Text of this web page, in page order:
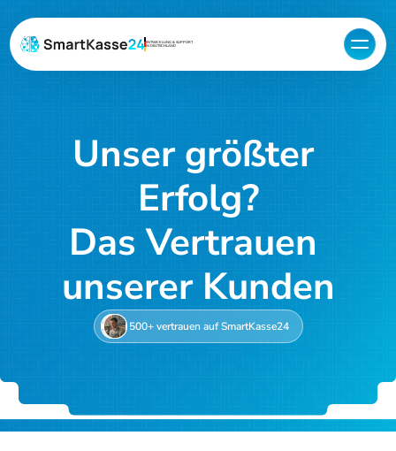
ENTWICKLUNG & SUPPORT
IN DEUTSCHLAND
Unser größter
Erfolg?
Das Vertrauen
unserer Kunden
500+ vertrauen auf SmartKasse24